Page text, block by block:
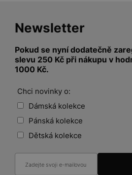
Newsletter
Pokud se nyní dodatečně
slevu 250 Kč při nákupu v
1000 Kč.
Chci novinky o:
Dámská kolekce
Pánská kolekce
Dětská kolekce